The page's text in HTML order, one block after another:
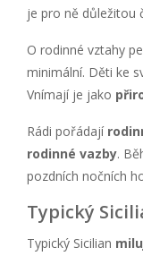
je pro ně důležitou
O rodinné vztahy
minimální. Děti ke
Vnímají je jako
Rádi pořádají
rodinné vazby.
pozdních nočních
Typický
Typický Sicilian